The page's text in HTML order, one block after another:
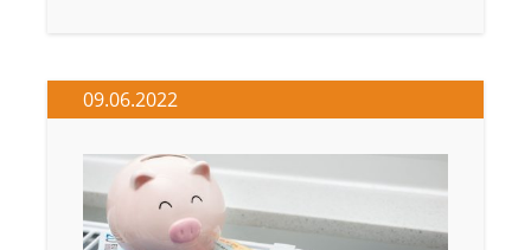
09.06.2022